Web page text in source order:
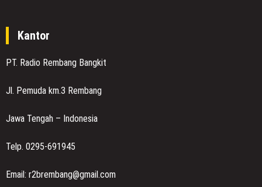
Kantor
PT. Radio Rembang Bangkit
Jl. Pemuda km.3 Rembang
Jawa Tengah – Indonesia
Telp. 0295-691945
Email: r2brembang@gmail.com